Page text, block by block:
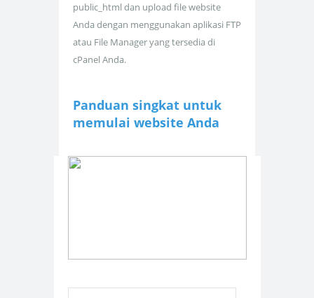
public_html dan upload file website
Anda dengan menggunakan aplikasi FTP
atau File Manager yang tersedia di
cPanel Anda.
Panduan singkat untuk
memulai website Anda